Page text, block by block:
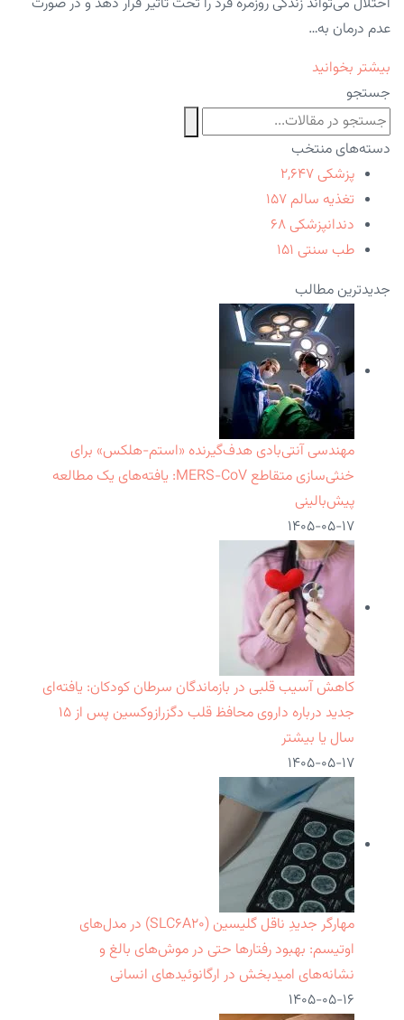
عدم درمان به…
بیشتر بخوانید
جستجو
دسته‌های منتخب
پزشکی ۲,۶۴۷
تغذیه سالم ۱۵۷
دندانپزشکی ۶۸
طب سنتی ۱۵۱
جدیدترین مطالب
مهندسی آنتی‌بادی هدف‌گیرنده «استم-هلکس» برای
خنثی‌سازی متقاطع MERS-CoV: یافته‌های یک مطالعه
پیش‌بالینی
۱۴۰۵-۰۵-۱۷
کاهش آسیب قلبی در بازماندگان سرطان کودکان: یافته‌ای
جدید درباره داروی محافظ قلب دگزرازوکسین پس از ۱۵
سال یا بیشتر
۱۴۰۵-۰۵-۱۷
مهارگر جدیدِ ناقل گلیسین (SLC۶A۲۰) در مدل‌های
اوتیسم: بهبود رفتارها حتی در موش‌های بالغ و
نشانه‌های امیدبخش در ارگانوئیدهای انسانی
۱۴۰۵-۰۵-۱۶